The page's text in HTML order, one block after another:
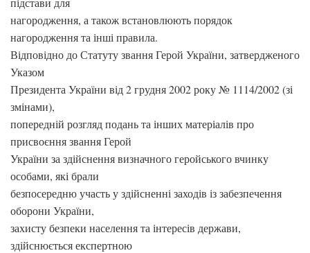
нагородження, а також встановлюють порядок
нагородження та інші правила.
Відповідно до Статуту звання Герой України, затвердженого
Указом
Президента України від 2 грудня 2002 року № 1114/2002 (зі
змінами),
попередній розгляд подань та інших матеріалів про
присвоєння звання Герой
України за здійснення визначного геройського вчинку
особами, які брали
безпосередню участь у здійсненні заходів із забезпечення
оборони України,
захисту безпеки населення та інтересів держави,
здійснюється експертною